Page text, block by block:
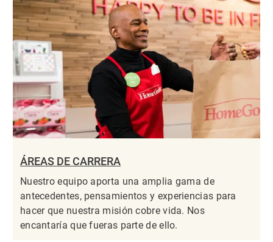
ÁREAS DE CARRERA
Nuestro equipo aporta una amplia gama de
antecedentes, pensamientos y experiencias para
hacer que nuestra misión cobre vida. Nos
encantaría que fueras parte de ello.